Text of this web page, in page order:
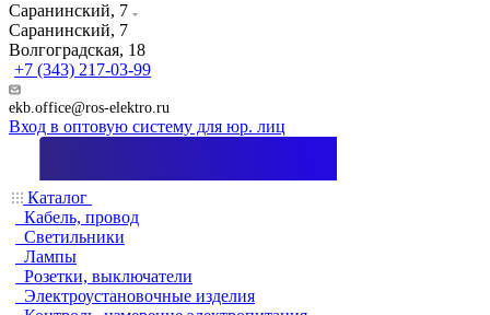
Саранинский, 7
Саранинский, 7
Волгоградская, 18
+7 (343) 217-03-99
ekb.office@ros-elektro.ru
Вход в оптовую систему для юр. лиц
Каталог
Кабель, провод
Светильники
Лампы
Розетки, выключатели
Электроустановочные изделия